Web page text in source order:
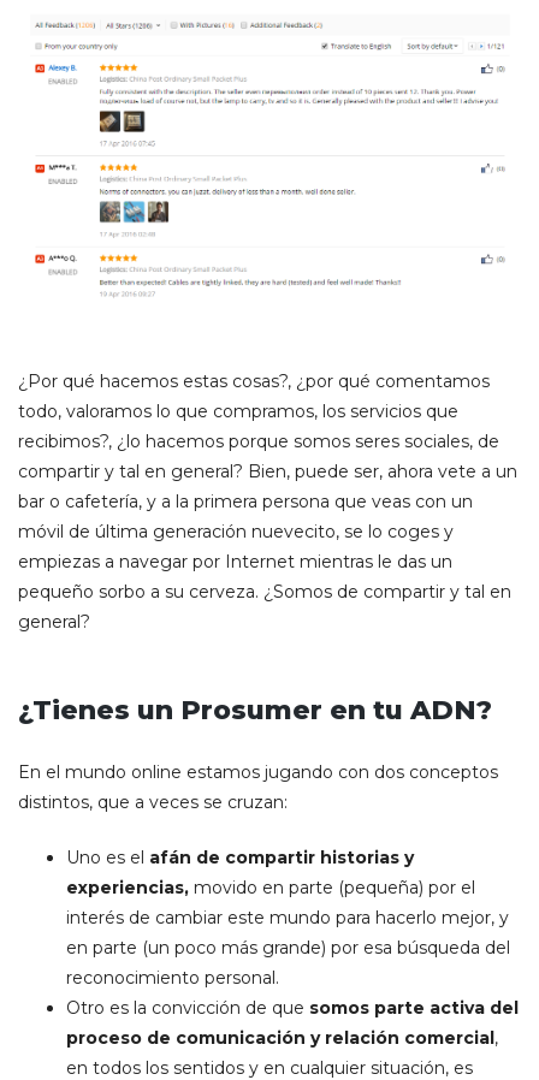
¿Por qué hacemos estas cosas?, ¿por qué comentamos
todo, valoramos lo que compramos, los servicios que
recibimos?, ¿lo hacemos porque somos seres sociales, de
compartir y tal en general? Bien, puede ser, ahora vete a un
bar o cafetería, y a la primera persona que veas con un
móvil de última generación nuevecito, se lo coges y
empiezas a navegar por Internet mientras le das un
pequeño sorbo a su cerveza. ¿Somos de compartir y tal en
general?
¿Tienes un Prosumer en tu ADN?
En el mundo online estamos jugando con dos conceptos
distintos, que a veces se cruzan:
Uno es el afán de compartir historias y
experiencias, movido en parte (pequeña) por el
interés de cambiar este mundo para hacerlo mejor, y
en parte (un poco más grande) por esa búsqueda del
reconocimiento personal.
Otro es la convicción de que somos parte activa del
proceso de comunicación y relación comercial ,
en todos los sentidos y en cualquier situación, es